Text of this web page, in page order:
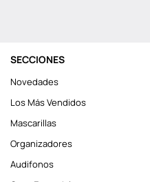
SECCIONES
Novedades
Los Más Vendidos
Mascarillas
Organizadores
Audifonos